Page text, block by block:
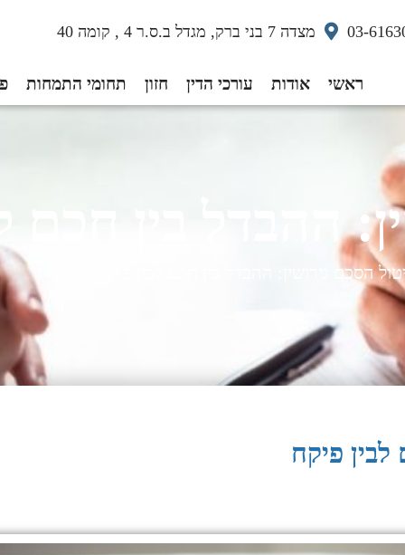
03- מצדה 7 בני ברק, מגדל ב.ס.ר 4 , קומה 40
ראשי אודות עורכי הדין חזון תחומי התמחות
ההבדל בין חכם
הסכם גירושין: ההבדל בין חכם לבין פיקח
פיקח